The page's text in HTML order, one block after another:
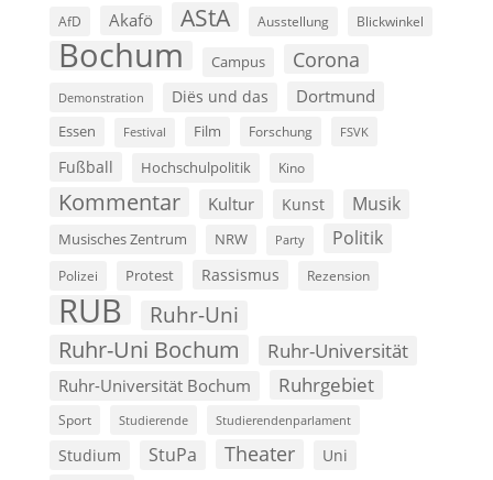
AfD Akafö AStA Ausstellung Blickwinkel
Bochum Campus Corona
Demonstration Diës und das Dortmund
Essen Festival Film Forschung FSVK
Fußball Hochschulpolitik Kino
Kommentar Kultur Kunst Musik
Musisches Zentrum NRW Party Politik
Polizei Protest Rassismus Rezension
RUB Ruhr-Uni
Ruhr-Uni Bochum Ruhr-Universität
Ruhr-Universität Bochum Ruhrgebiet
Sport Studierende Studierendenparlament
Studium StuPa Theater Uni